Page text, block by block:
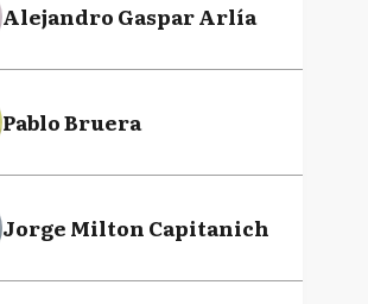
Alejandro Gaspar Arlía
Pablo Bruera
Jorge Milton Capitanich